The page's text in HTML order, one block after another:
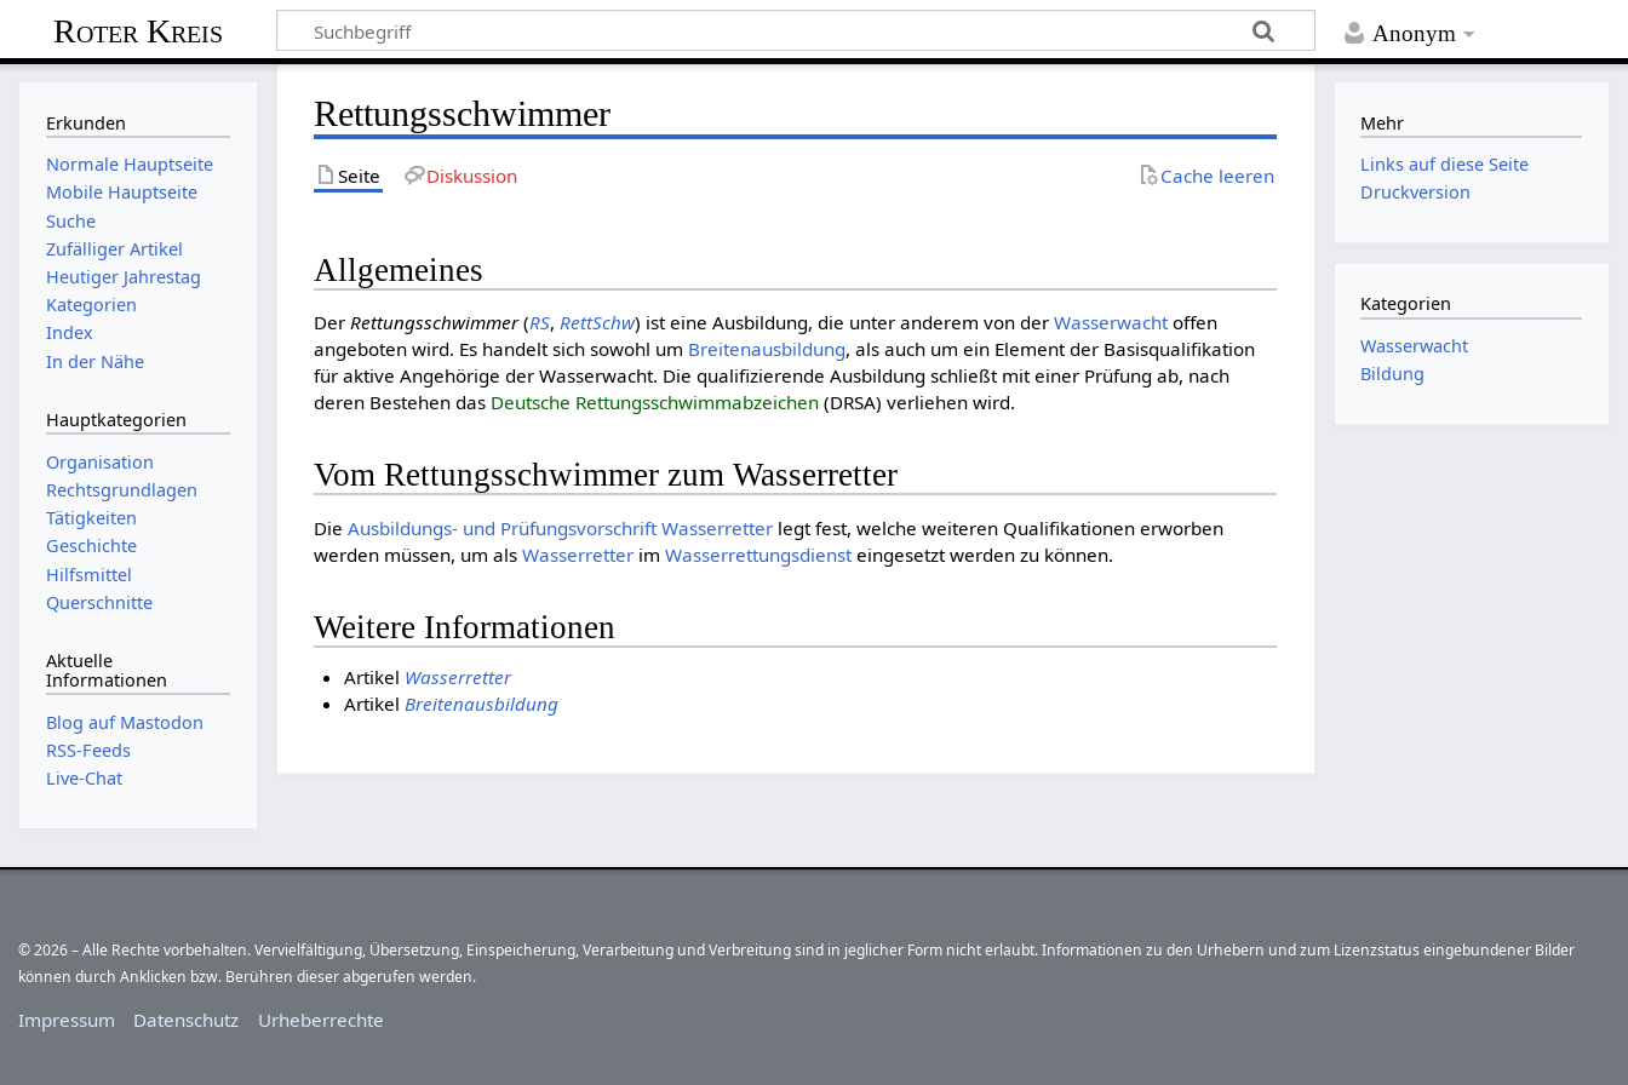
Anonym
Roter Kreis
Rettungsschwimmer
Seite Diskussion Cache leeren
Allgemeines
DerRettungsschwimmer(RS,RettSchw) ist eine Ausbildung, die unter anderem von derWasserwachtoffen
angeboten wird. Es handelt sich sowohl um Breitenausbildung, als auch um ein Element der Basisqualifikation
für aktive Angehörige der Wasserwacht. Die qualifizierende Ausbildung schließt mit einer Prüfung ab, nach
deren Bestehen das Deutsche Rettungsschwimmabzeichen (DRSA) verliehen wird.
Vom Rettungsschwimmer zum Wasserretter
DieAusbildungs- und Prüfungsvorschrift Wasserretter legt fest, welche weiteren Qualifikationen erworben
werden müssen, um alsWasserretter imWasserrettungsdienst eingesetzt werden zu können.
Weitere Informationen
Artikel Wasserretter
Artikel Breitenausbildung
Erkunden
Normale Hauptseite
Mobile Hauptseite
Suche
Zufälliger Artikel
Heutiger Jahrestag
Kategorien
Index
In der Nähe
Hauptkategorien
Organisation
Rechtsgrundlagen
Tätigkeiten
Geschichte
Hilfsmittel
Querschnitte
Aktuelle
Informationen
Blog auf Mastodon
RSS-Feeds
Live-Chat
Mehr
Links auf diese Seite
Druckversion
Kategorien
Wasserwacht
Bildung
© 2026 – Alle Rechte vorbehalten. Vervielfältigung, Übersetzung, Einspeicherung, Verarbeitung und Verbreitung sind in jeglicher Form nicht erlaubt. Informationen zu den Urhebern und zum Lizenzstatus eingebundener Bilder
können durch Anklicken bzw. Berühren dieser abgerufen werden.
Impressum Datenschutz Urheberrechte